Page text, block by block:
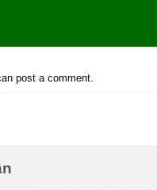
post a comment.